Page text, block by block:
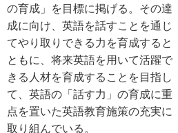
の育成」を目標に掲げる。その達
成に向け、英語を話すことを通じ
てやり取りできる力を育成すると
ともに、将来英語を用いて活躍で
きる人材を育成することを目指し
て、英語の「話す力」の育成に重
点を置いた英語教育施策の充実に
取り組んでいる。